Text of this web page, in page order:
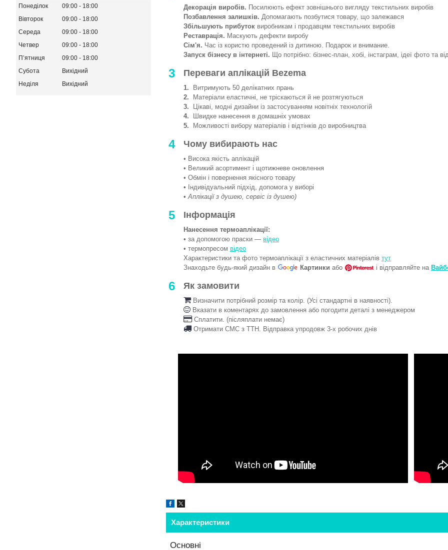
Декорація виробів. Посилюють ефект зовнішнього вигляду текстильних виробів
Позбавлення залишків. Допомагають позбутися товару, що залежався
Збільшують прибуток виробникам і продавцям текстильних виробів
Реставрація. Маскують дефекти виробу
Сім'я. Час із користю проведений із дитиною. Подарок и внимание.
Запуск бізнесу в інтернеті. Що потрібно: бізнес-план, хобі, інстаграм, ідеї фото та
3 Переваги аплікацій Bezema
1. Витримують 50 делікатних прань
2. Матеріали еластичні, не тріскаються й не розтягуються
3. Цікаві, модні дизайни із застосуванням новітніх технологій
4. Швидке нанесення в домашніх умовах
5. Можливості вибору матеріалів і відтінків до виробництва
4 Чому вибирають нас
• Висока якість аплікацій
• Великий асортимент і щотижневе оновлення
• Обмін і повернення якісного товару
• Індивідуальний підхід, допомога у виборі
•Аплікації з душею, сервіс із душею)
5 Інформація
Нанесення термоаплікації:
• за допомогою праски — відео
• термопресом відео
Характеристики та фото термоаплікації з еластичних матеріалів тут
Знаходьте будь-який дизайн в
Картинки або і відправляйте на
6 Як замовити
Визначити потрібний розмір та колір. (Усі стандартні в наявності).
Вказати в коментарях до замовлення або погодити деталі з менеджером
Сплатити. (післяплати немає)
Отримати СМС з ТТН. Відправка упродовж 3-х робочих днів
Характеристики
Основні
Понеділок 09:00
18:00
Вівторок
09:00
18:00
Середа
09:00
18:00
Четвер
09:00
18:00
Пʼятниця
09:00
18:00
Субота
Вихідний
Неділя
Вихідний